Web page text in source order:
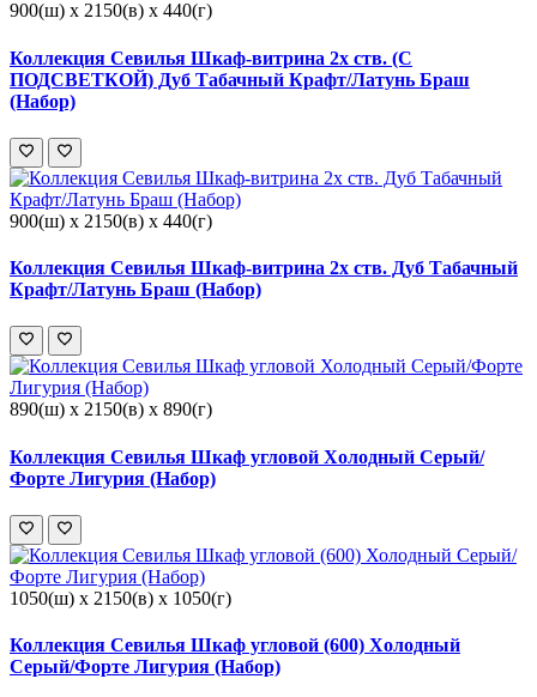
900(ш) x 2150(в) x 440(г)
Коллекция Севилья Шкаф-витрина 2х ств. (С
ПОДСВЕТКОЙ) Дуб Табачный Крафт/Латунь Браш
(Набор)
900(ш) x 2150(в) x 440(г)
Коллекция Севилья Шкаф-витрина 2х ств. Дуб Табачный
Крафт/Латунь Браш (Набор)
890(ш) x 2150(в) x 890(г)
Коллекция Севилья Шкаф угловой Холодный Серый/
Форте Лигурия (Набор)
1050(ш) x 2150(в) x 1050(г)
Коллекция Севилья Шкаф угловой (600) Холодный
Серый/Форте Лигурия (Набор)